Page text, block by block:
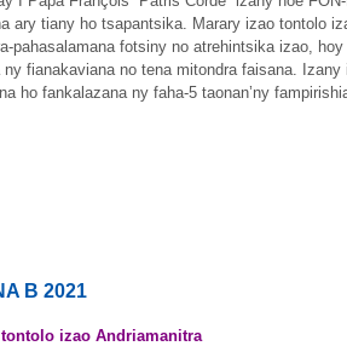
ary tiany ho tsapantsika. Marary izao tontolo
pahasalamana fotsiny no atrehintsika izao,
ny fianakaviana no tena mitondra faisana. Izany
ho fankalazana ny faha-5 taonan’ny
B 2021
tontolo izao Andriamanitra